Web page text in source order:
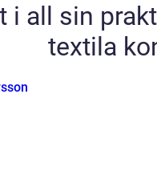
i all sin
textila